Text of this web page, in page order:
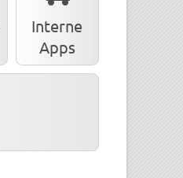
Interne
Apps